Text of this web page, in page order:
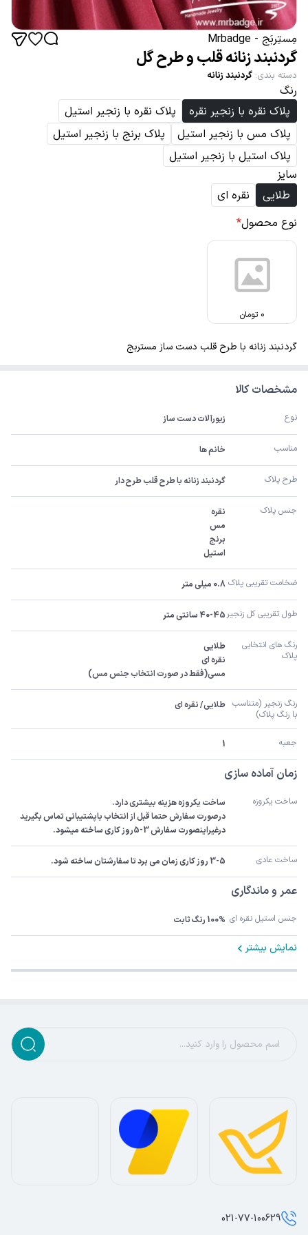
مِستِربَج - Mrbadge
گردنبند زنانه قلب و طرح گل
دسته بندی: گردنبند زنانه
رنگ
پلاک نقره با زنجیر نقره
پلاک نقره با زنجیر استیل
پلاک مس با زنجیر استیل
پلاک برنج با زنجیر استیل
پلاک استیل با زنجیر استیل
سایز
طلایی
نقره ای
نوع محصول*
0 تومان
گردنبند زنانه با طرح قلب دست ساز مستربج
مشخصات کالا
نوع زیورآلات دست ساز
مناسب خانم ها
طرح پلاک گردنبند زنانه با طرح قلب طرح دار
جنس پلاک
استیل
ضخامت تقریبی پلاک 0.8 میلی متر
طول تقریبی کل زنجیر 40-45 سانتی متر
پلاک
مسی(فقط در صورت انتخاب جنس مس)
با رنگ پلاک)
طلایی/ نقره ای
جعبه 1
زمان آماده سازی
ساخت یکروزه
درغیراینصورت سفارش 3-5روز کاری ساخته میشود.
ساخت عادی 3-5 روز کاری زمان می برد تا سفارشتان ساخته شود.
عمر و ماندگاری
جنس استیل نقره ای 100% رنگ ثابت
نمایش بیشتر
021-77-100629